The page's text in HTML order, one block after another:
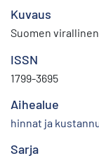
Kuvaus
Suomen
ISSN
1799-3695
Aihealue
hinnat ja
Sarja